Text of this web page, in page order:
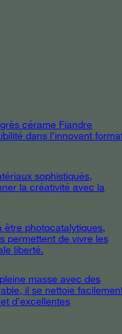
cérame Fiandre
dans l’innovant
sophistiqués,
la créativité avec la
être photocatalytiques,
permettent de vivre les
liberté.
masse avec des
il se nettoie
d’excellentes